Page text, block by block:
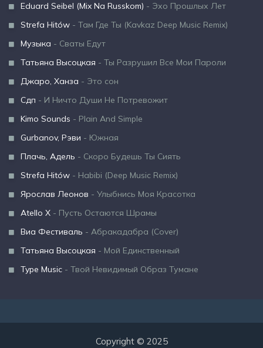
Eduard Seibel (Mix Na Russkom) - Эхо Прошлых Лет
Strefa Hitów - Там Где Ты (Kavkaz Deep Music Remix)
Музыка - Сваты Едут
Татьяна Высоцкая - Ты Разрушил Все Мои Пароли
Джаро, Ханза - Это сон
Сдп - И Ничто Души Не Потревожит
Kimo Sounds - Plain And Simple
Gurbanov, Рэви - Южная
Плачь, Адель - Скоро Будешь Ты Сиять
Strefa Hitów - Habibi (Deep Music Remix)
Ярослав Леонов - Улыбнись Моя Красотка
Atello X - Пусть Остаются Шрамы
Виа Фестиваль - Абракадабра (Cover)
Татьяна Высоцкая - Мой Единственный
Type Music - Твой Невидимый Образ Тумане
Copyright © 2025